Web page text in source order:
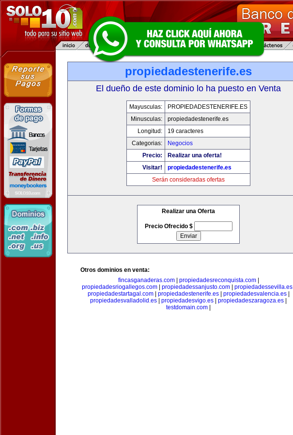
propiedadestenerife.es
El dueño de este dominio lo ha puesto en Venta
Mayusculas:
PROPIEDADESTENERIFE.ES
Minusculas:
propiedadestenerife.es
Longitud:
19 caracteres
Categorias:
Negocios
Precio:
Realizar una oferta!
Visitar!
propiedadestenerife.es
Serán consideradas ofertas
Realizar una Oferta
Precio Ofrecido $
Otros dominios en venta:
fincasganaderas.com| propiedadesreconquista.com|
propiedadesriogallegos.com| propiedadessanjusto.com| propiedadessevilla.es|
propiedadestartagal.com| propiedadestenerife.es| propiedadesvalencia.es|
propiedadesvalladolid.es
propiedadesvigo.es propiedadeszaragoza.es
testdomain.com